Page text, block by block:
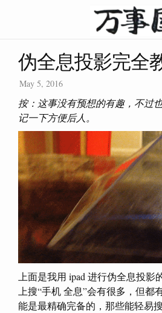
伪全息投影完全
May 5, 2016
按：这事没有预想的有趣，不过
记一下方便后人。
上面是我用 ipad 进行伪全息投影
上搜“手机 全息”会有很多，但都
能是最精确完备的，那些能轻易